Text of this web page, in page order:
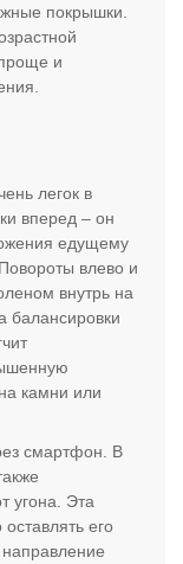
покрышки.
и
легок в
вперед – он
едущему
влево и
внутрь на
балансировки
камни или
смартфон. В
угона. Эта
его